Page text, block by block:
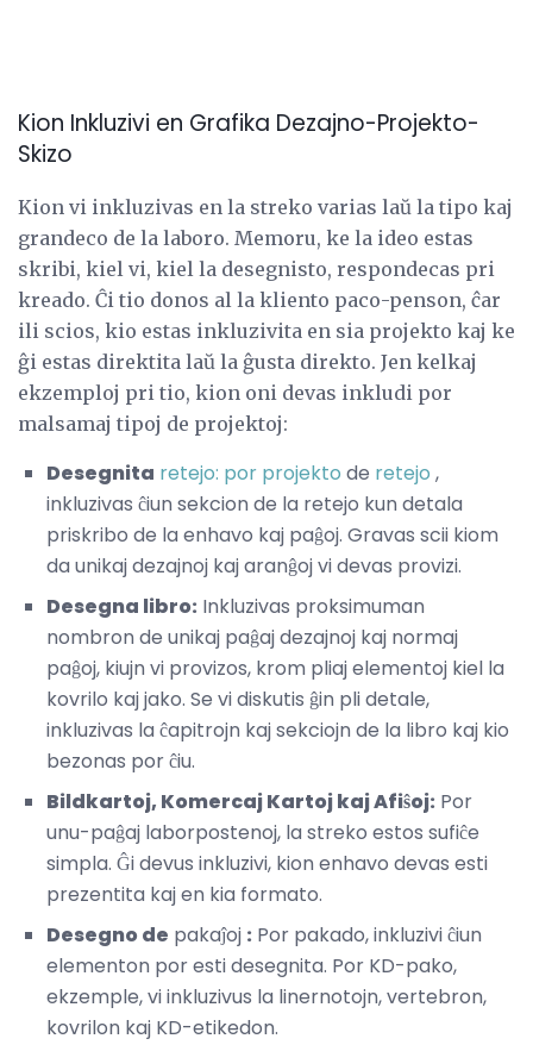
Kion Inkluzivi en Grafika Dezajno-Projekto-
Skizo
Kion vi inkluzivas en la streko varias laŭ la tipo kaj
grandeco de la laboro. Memoru, ke la ideo estas
skribi, kiel vi, kiel la desegnisto, respondecas pri
kreado. Ĉi tio donos al la kliento paco-penson, ĉar
ili scios, kio estas inkluzivita en sia projekto kaj ke
ĝi estas direktita laŭ la ĝusta direkto. Jen kelkaj
ekzemploj pri tio, kion oni devas inkludi por
malsamaj tipoj de projektoj:
Desegnita retejo: por projekto de retejo ,
inkluzivas ĉiun sekcion de la retejo kun detala
priskribo de la enhavo kaj paĝoj. Gravas scii kiom
da unikaj dezajnoj kaj aranĝoj vi devas provizi.
Desegna libro: Inkluzivas proksimuman
nombron de unikaj paĝaj dezajnoj kaj normaj
paĝoj, kiujn vi provizos, krom pliaj elementoj kiel la
kovrilo kaj jako. Se vi diskutis ĝin pli detale,
inkluzivas la ĉapitrojn kaj sekciojn de la libro kaj kio
bezonas por ĉiu.
Bildkartoj, Komercaj Kartoj kaj Afiŝoj: Por
unu-paĝaj laborpostenoj, la streko estos sufiĉe
simpla. Ĝi devus inkluzivi, kion enhavo devas esti
prezentita kaj en kia formato.
Desegno de pakaĵoj : Por pakado, inkluzivi ĉiun
elementon por esti desegnita. Por KD-pako,
ekzemple, vi inkluzivus la linernotojn, vertebron,
kovrilon kaj KD-etikedon.